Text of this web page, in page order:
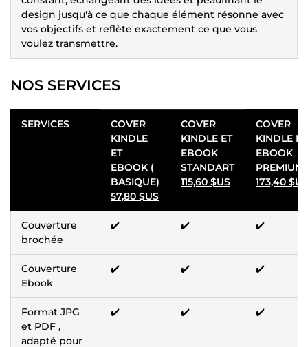
design jusqu'à ce que chaque élément résonne avec
vos objectifs et reflète exactement ce que vous
voulez transmettre.
NOS SERVICES
SERVICES
COVER
KINDLE
ET
EBOOK (
BASIQUE)
57,80 $US
COVER
KINDLE ET
EBOOK
STANDART
115,60 $US
COVER
KINDLE ET
EBOOK
PREMIUM
173,40 $US
Couverture
brochée
✔️ ✔️ ✔️
Couverture
Ebook
✔️ ✔️ ✔️
Format JPG
et PDF ,
adapté pour
✔️ ✔️ ✔️